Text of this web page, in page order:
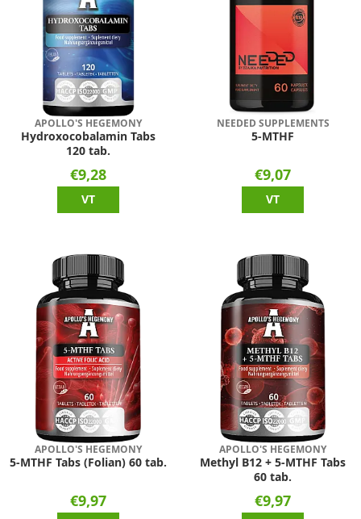
APOLLO'S HEGEMONY
Hydroxocobalamin Tabs
120 tab.
€9,28
VT
NEEDED SUPPLEMENTS
5-MTHF
€9,07
VT
APOLLO'S HEGEMONY
5-MTHF Tabs (Folian) 60 tab.
€9,97
APOLLO'S HEGEMONY
Methyl B12 + 5-MTHF Tabs
60 tab.
€9,97